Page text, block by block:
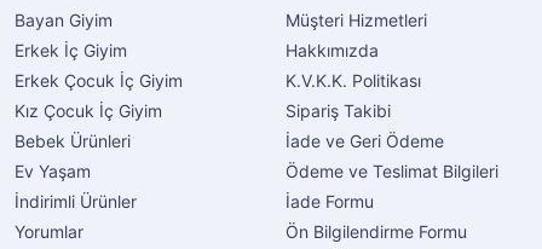
Bayan Giyim
Erkek İç Giyim
Erkek Çocuk İç Giyim
Kız Çocuk İç Giyim
Bebek Ürünleri
Ev Yaşam
İndirimli Ürünler
Yorumlar
Müşteri Hizmetleri
Hakkımızda
K.V.K.K. Politikası
Sipariş Takibi
İade ve Geri Ödeme
Ödeme ve Teslimat Bilgileri
İade Formu
Ön Bilgilendirme Formu